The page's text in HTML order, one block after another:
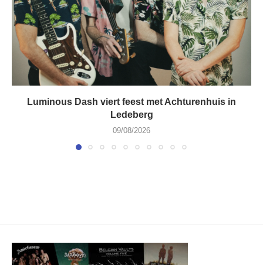
Luminous Dash viert feest met Achturenhuis in
Ledeberg
09/08/2026